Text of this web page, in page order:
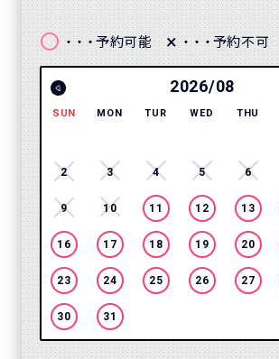
〇 ・・・ 予約可能 × ・・・ 予約不可
2026/08
SUN MON TUR WED THU
2 3 4 5 6
9 10 11 12 13
16 17 18 19 20
23 24 25 26 27
30 31